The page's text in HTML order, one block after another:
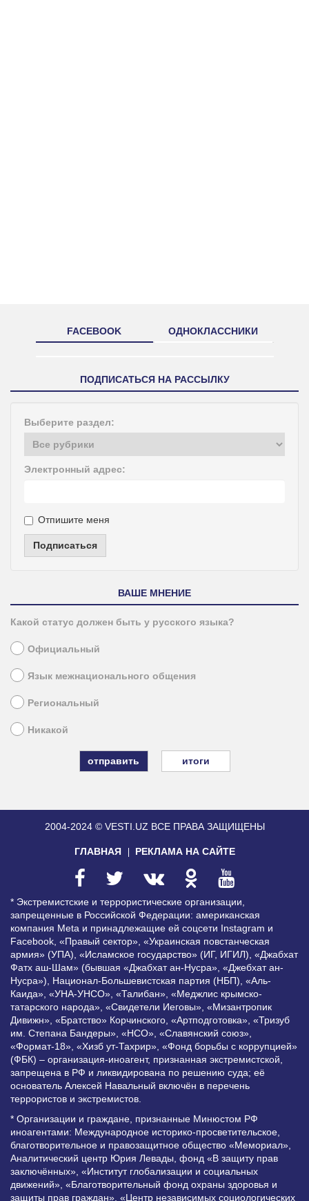
FACEBOOK ОДНОКЛАССНИКИ
ПОДПИСАТЬСЯ НА РАССЫЛКУ
Выберите раздел:
Электронный адрес:
Отпишите меня
Подписаться
ВАШЕ МНЕНИЕ
Какой статус должен быть у русского языка?
Официальный
Язык межнационального общения
Региональный
Никакой
итоги
2004-2024 © VESTI.UZ ВСЕ ПРАВА ЗАЩИЩЕНЫ
ГЛАВНАЯ РЕКЛАМА НА САЙТЕ
* Экстремистские и террористические организации,
запрещенные в Российской Федерации: американская
компания Meta и принадлежащие ей соцсети Instagram и
Facebook, «Правый сектор», «Украинская повстанческая
армия» (УПА), «Исламское государство» (ИГ, ИГИЛ), «Джабхат
Фатх аш-Шам» (бывшая «Джабхат ан-Нусра», «Джебхат ан-
Нусра»), Национал-Большевистская партия (НБП), «Аль-
Каида», «УНА-УНСО», «Талибан», «Меджлис крымско-
татарского народа», «Свидетели Иеговы», «Мизантропик
Дивижн», «Братство» Корчинского, «Артподготовка», «Тризуб
им. Степана Бандеры», «НСО», «Славянский союз»,
«Формат-18», «Хизб ут-Тахрир», «Фонд борьбы с коррупцией»
(ФБК) – организация-иноагент, признанная экстремистской,
запрещена в РФ и ликвидирована по решению суда; её
основатель Алексей Навальный включён в перечень
террористов и экстремистов.
* Организации и граждане, признанные Минюстом РФ
иноагентами: Международное историко-просветительское,
благотворительное и правозащитное общество «Мемориал»,
Аналитический центр Юрия Левады, фонд «В защиту прав
заключённых», «Институт глобализации и социальных
движений», «Благотворительный фонд охраны здоровья и
защиты прав граждан», «Центр независимых социологических